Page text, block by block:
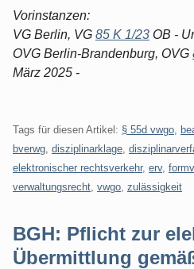
Vorinstanzen:
VG Berlin, VG 85 K 1/23 OB -
OVG Berlin-Brandenburg, OVG
März 2025 -
Tags für diesen Artikel: § 55d vwgo
bverwg disziplinarklage
elektronischer rechtsverkehr, erv,
verwaltungsrecht vwgo zulässigkeit
BGH: Pflicht zur
Übermittlung